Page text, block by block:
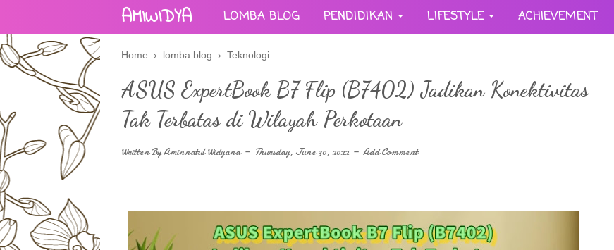
AMIWIDYA LOMBA BLOG PENDIDIKAN LIFESTYLE ACHIEVEMENT
Home › lomba blog › Teknologi
ASUS ExpertBook B7 Flip (B7402) Jadikan Konektivitas
Tak Terbatas di Wilayah Perkotaan
Written ByAminnatul Widyana Thursday, June 30, 2022 Add Comment